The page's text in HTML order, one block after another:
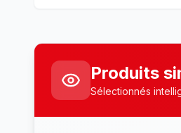
Produits
Sélectionnés